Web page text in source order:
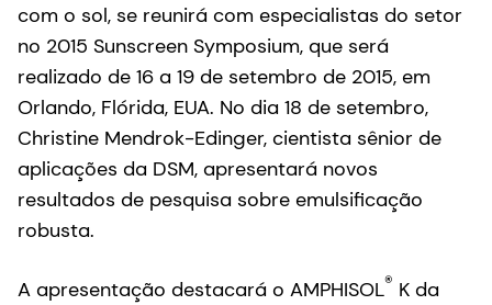
com o sol, se reunirá com especialistas do setor
no 2015 Sunscreen Symposium, que será
realizado de 16 a 19 de setembro de 2015, em
Orlando, Flórida, EUA. No dia 18 de setembro,
Christine Mendrok-Edinger, cientista sênior de
aplicações da DSM, apresentará novos
resultados de pesquisa sobre emulsificação
robusta.
A apresentação destacará o AMPHISOL® K da